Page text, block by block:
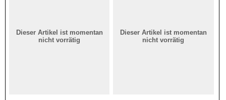
Dieser Artikel ist momentan
nicht vorrätig
Dieser Artikel ist momentan
nicht vorrätig